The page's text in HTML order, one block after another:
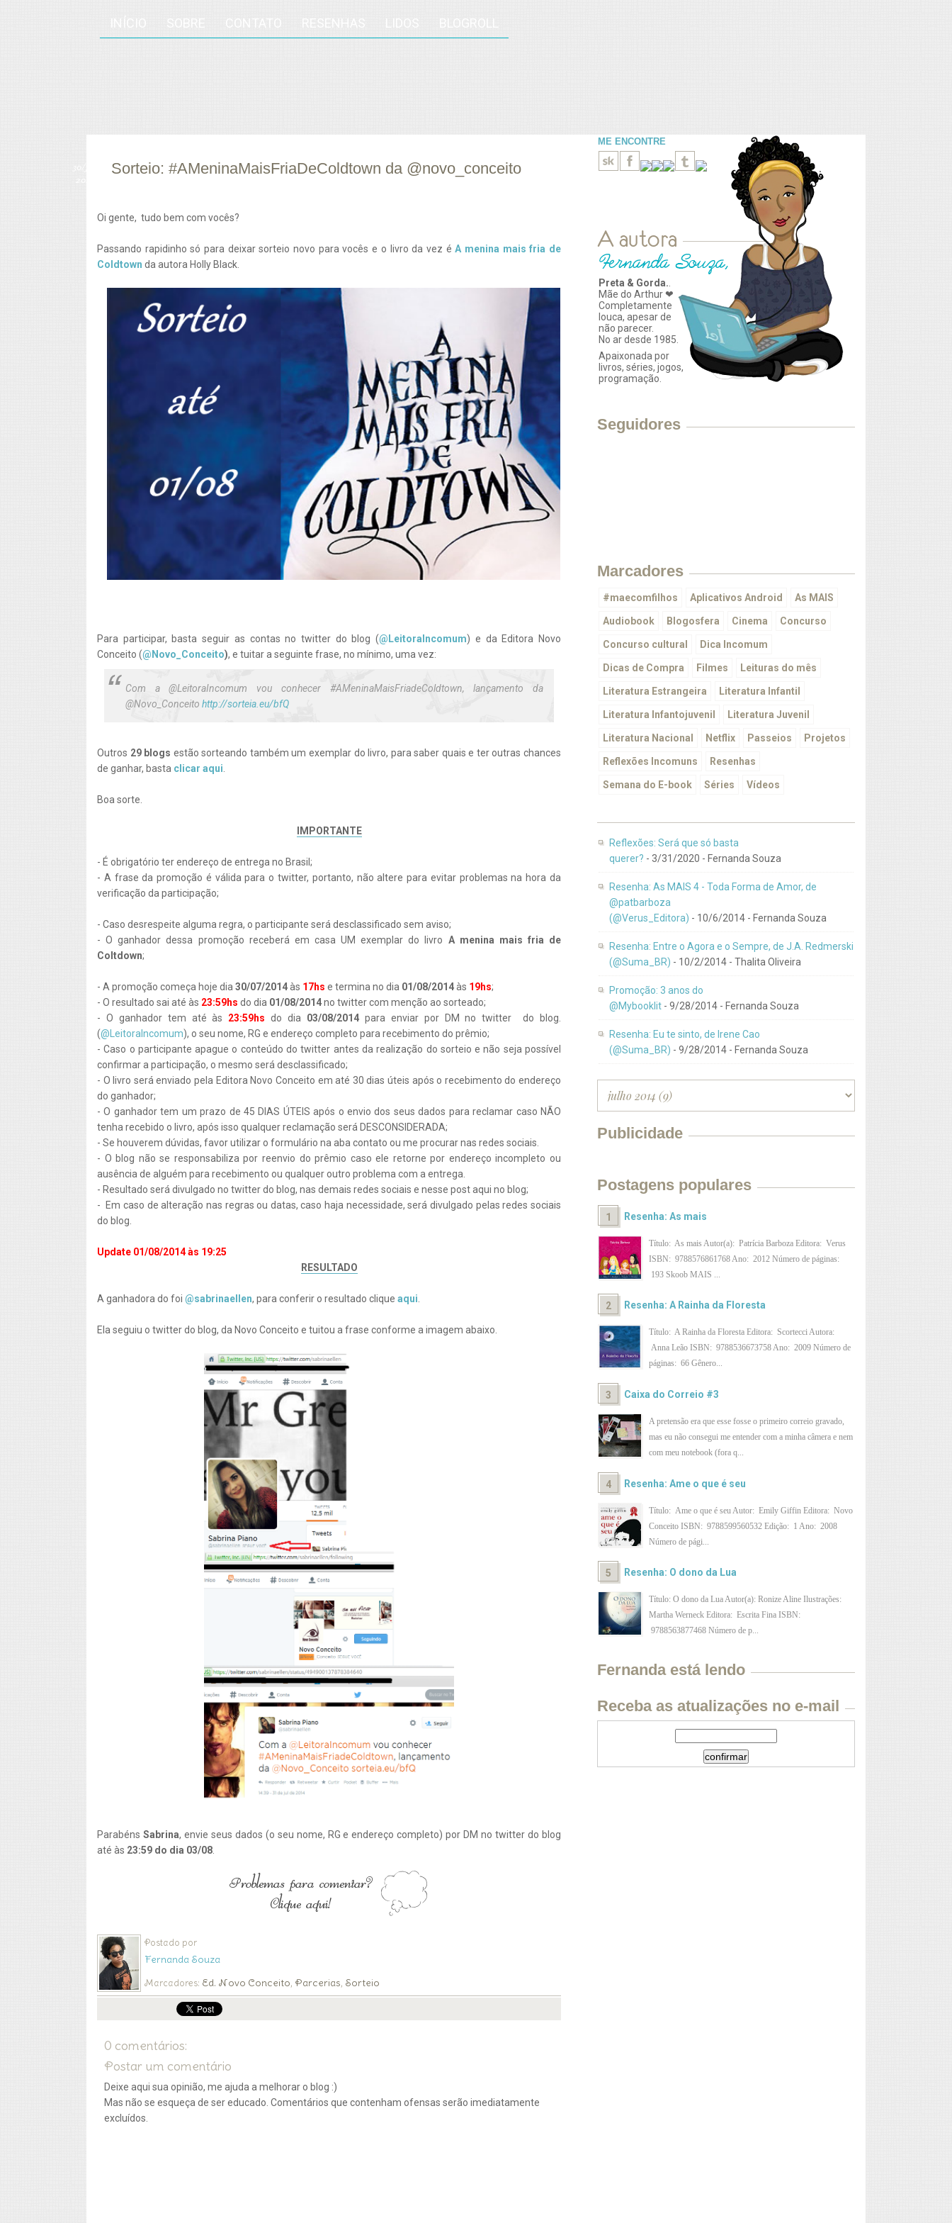
Sorteio: #AMeninaMaisFriaDeColdtown da @novo_conceito
Oi gente, tudo bem com vocês?
Passando rapidinho só para deixar sorteio novo para vocês e o livro da vez éA menina mais fria de
Coldtown da autora Holly Black.
Para participar, basta seguir as contas no twitter do blog (@LeitoraIncomum) e da Editora Novo
Conceito (@Novo_Conceito), e tuitar a seguinte frase, no mínimo, uma vez:
Com a @LeitoraIncomum vou conhecer #AMeninaMaisFriadeColdtown, lançamento da
@Novo_Conceito http://sorteia.eu/bfQ
Outros 29 blogs estão sorteando também um exemplar do livro, para saber quais e ter outras chances
de ganhar, basta clicar aqui
Boa sorte.
IMPORTANTE
- É obrigatório ter endereço de entrega no Brasil;
- A frase da promoção é válida para o twitter, portanto, não altere para evitar problemas na hora da
verificação da participação;
- Caso desrespeite alguma regra, o participante será desclassificado sem aviso;
- O ganhador dessa promoção receberá em casa UM exemplar do livro A menina mais fria de
Coltdown;
- A promoção começa hoje dia 30/07/2014às 17hs e termina no dia 01/08/2014às 19hs;
- O resultado sai até às 23:59hs do dia 01/08/2014no twitter com menção ao sorteado;
- O ganhador tem até às 23:59hsdo dia 03/08/2014 para enviar por DM no twitter do blog.
(@LeitoraIncomum), o seu nome, RG e endereço completo para recebimento do prêmio;
- Caso o participante apague o conteúdo do twitter antes da realização do sorteio e não seja possível
confirmar a participação, o mesmo será desclassificado;
- O livro será enviado pela Editora Novo Conceito em até 30 dias úteis após o recebimento do endereço
do ganhador;
- O ganhador tem um prazo de 45 DIAS ÚTEIS após o envio dos seus dados para reclamar caso NÃO
tenha recebido o livro, após isso qualquer reclamação será DESCONSIDERADA;
- Se houverem dúvidas, favor utilizar o formulário na aba contato ou me procurar nas redes sociais.
- O blog não se responsabiliza por reenvio do prêmio caso ele retorne por endereço incompleto ou
ausência de alguém para recebimento ou qualquer outro problema com a entrega.
- Resultado será divulgado no twitter do blog, nas demais redes sociais e nesse post aqui no blog;
- Em caso de alteração nas regras ou datas, caso haja necessidade, será divulgado pelas redes sociais
do blog.
Update 01/08/2014 às 19:25
RESULTADO
A ganhadora do foi @sabrinaellen, para conferir o resultado clique aqui
Ela seguiu o twitter do blog, da Novo Conceito e tuitou a frase conforme a imagem abaixo.
Parabéns Sabrina, envie seus dados (o seu nome, RG e endereço completo) por DM no twitter do blog
até às 23:59 do dia 03/08
Postado por
Fernanda Souza
Marcadores: Ed. Novo Conceito, Parcerias, Sorteio
0 comentários:
Postar um comentário
Deixe aqui sua opinião, me ajuda a melhorar o blog :)
Mas não se esqueça de ser educado. Comentários que contenham ofensas serão imediatamente
excluídos.
ME ENCONTRE
Preta & Gorda.
Mãe do Arthur ❤
Completamente
louca, apesar de
não parecer.
No ar desde 1985.
Apaixonada por
livros, séries, jogos,
programação.
Seguidores
Marcadores
#maecomfilhos Aplicativos Android As MAIS
Audiobook Blogosfera Cinema Concurso
Concurso cultural Dica Incomum
Dicas de Compra Filmes Leituras do mês
Literatura Estrangeira Literatura Infantil
Literatura Infantojuvenil Literatura Juvenil
Literatura Nacional Netflix Passeios Projetos
Reflexões Incomuns Resenhas
Semana do E-book Séries Vídeos
Reflexões: Será que só basta
querer? - 3/31/2020 - Fernanda Souza
Resenha: As MAIS 4 - Toda Forma de Amor, de
@patbarboza
(@Verus_Editora) - 10/6/2014 - Fernanda Souza
Resenha: Entre o Agora e o Sempre, de J.A. Redmerski
(@Suma_BR) - 10/2/2014 - Thalita Oliveira
Promoção: 3 anos do
@Mybooklit - 9/28/2014 - Fernanda Souza
Resenha: Eu te sinto, de Irene Cao
(@Suma_BR) - 9/28/2014 - Fernanda Souza
Publicidade
Postagens populares
Resenha: As mais
Título: As mais Autor(a): Patrícia Barboza Editora: Verus
ISBN: 9788576861768 Ano: 2012 Número de páginas:
193 Skoob MAIS ...
Resenha: A Rainha da Floresta
Título: A Rainha da Floresta Editora: Scortecci Autora:
Anna Leão ISBN: 9788536673758 Ano: 2009 Número de
páginas: 66 Gênero...
Caixa do Correio #3
A pretensão era que esse fosse o primeiro correio gravado,
mas eu não consegui me entender com a minha câmera e nem
com meu notebook (fora q...
Resenha: Ame o que é seu
Título: Ame o que é seu Autor: Emily Giffin Editora: Novo
Conceito ISBN: 9788599560532 Edição: 1 Ano: 2008
Número de pági...
Resenha: O dono da Lua
Título: O dono da Lua Autor(a): Ronize Aline Ilustrações:
Martha Werneck Editora: Escrita Fina ISBN:
9788563877468 Número de p...
Fernanda está lendo
Receba as atualizações no e-mail